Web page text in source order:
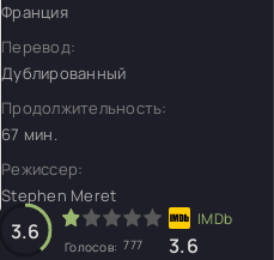
Франция
Перевод:
Дублированный
Продолжительность:
67 мин.
Режиссер:
Stephen Meret
3.6
Голосов: 777 3.6